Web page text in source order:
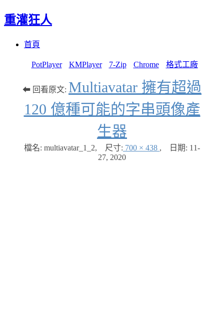
重灌狂人
首頁
PotPlayer KMPlayer 7-Zip Chrome 格式工廠
⬅ 回看原文: Multiavatar 擁有超過
120 億種可能的字串頭像產
生器
檔名: multiavatar_1_2, 尺寸: 700 × 438 , 日期: 11-
27, 2020